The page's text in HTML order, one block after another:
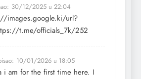
30/12/2025 u 22:04
images.google.ki/url?
t.me/officials_7k/252
10/01/2026 u 18:05
i am for the first time here. I